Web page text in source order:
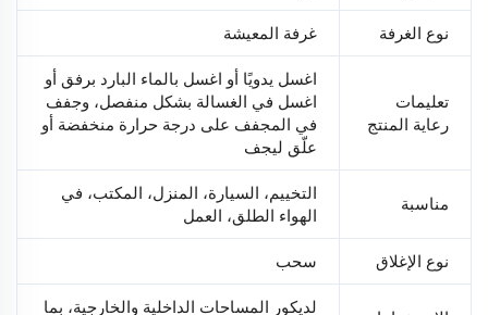
نوع الغرفة غرفة المعيشة
تعليمات
رعاية المنتج
اغسل يدويًا أو اغسل بالماء البارد برفق أو
اغسل في الغسالة بشكل منفصل، وجفف
في المجفف على درجة حرارة منخفضة أو
علّق ليجف
مناسبة
التخييم، السيارة، المنزل، المكتب، في
الهواء الطلق، العمل
نوع الإغلاق سحب
لديكور المساحات الداخلية والخارجية، بما